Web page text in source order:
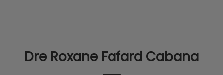
Dre Roxane Fafard Cabana